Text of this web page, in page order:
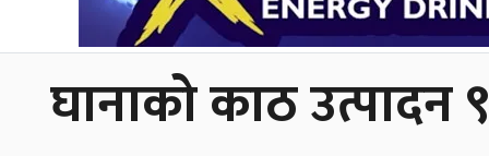
घानाको काठ